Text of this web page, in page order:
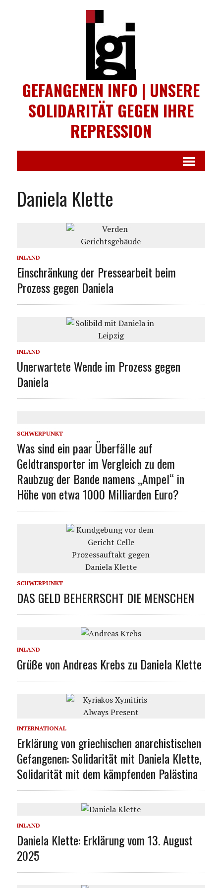
GEFANGENEN INFO | UNSERE
SOLIDARITÄT GEGEN IHRE
REPRESSION
Daniela Klette
INLAND
Einschränkung der Pressearbeit beim
Prozess gegen Daniela
INLAND
Unerwartete Wende im Prozess gegen
Daniela
SCHWERPUNKT
Was sind ein paar Überfälle auf
Geldtransporter im Vergleich zu dem
Raubzug der Bande namens „Ampel“ in
Höhe von etwa 1000 Milliarden Euro?
SCHWERPUNKT
DAS GELD BEHERRSCHT DIE MENSCHEN
INLAND
Grüße von Andreas Krebs zu Daniela Klette
INTERNATIONAL
Erklärung von griechischen anarchistischen
Gefangenen: Solidarität mit Daniela Klette,
Solidarität mit dem kämpfenden Palästina
INLAND
Daniela Klette: Erklärung vom 13. August
2025